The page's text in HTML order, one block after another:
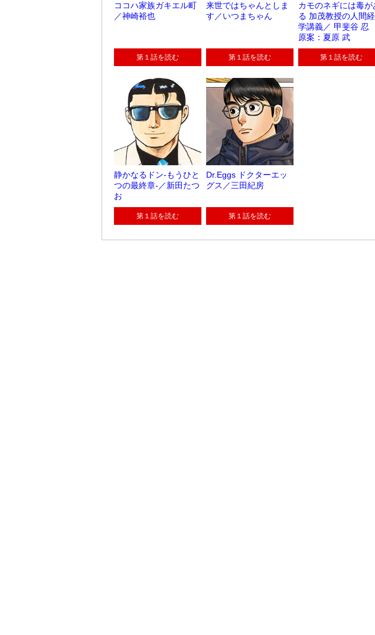
ココハ家族ガキエル町
／神崎裕也
第１話を読む
来世ではちゃんとしま
す／いつまちゃん
第１話を読む
カモのネギには毒が
る 加茂教授の人間
学講義／ 甲斐谷 忍
原案：夏原 武
第１話を読む
静かなるドン-もうひと
つの最終章-／新田たつ
お
第１話を読む
Dr.Eggs ドクターエッ
グス／三田紀房
第１話を読む